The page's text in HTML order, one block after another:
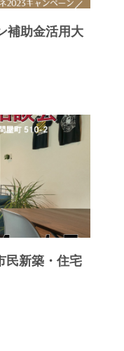
補助金活用大
民新築・住宅